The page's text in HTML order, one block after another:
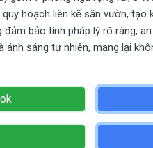
hoạch liên kế sân vườn, tạo
đảm bảo tính pháp lý rõ ràng,
ánh sáng tự nhiên, mang lại